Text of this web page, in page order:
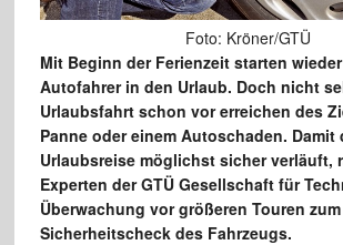
Foto: Kröner/GTÜ
Mit Beginn der Ferienzeit starten
Autofahrer in den Urlaub. Doch nicht
Urlaubsfahrt schon vor erreichen des
Panne oder einem Autoschaden. Damit
Urlaubsreise möglichst sicher verläuft,
Experten der GTÜ Gesellschaft für
Überwachung vor größeren Touren
Sicherheitscheck des Fahrzeugs.